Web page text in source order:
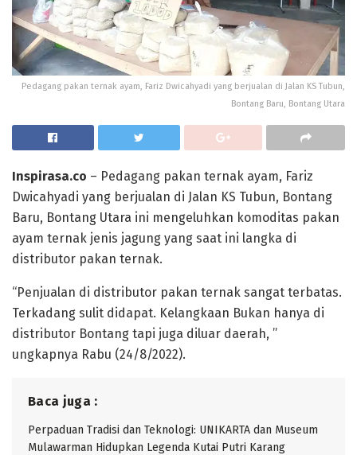
Pedagang pakan ternak ayam, Fariz Dwicahyadi yang berjualan di Jalan KS Tubun,
Bontang Baru, Bontang Utara
Inspirasa.co – Pedagang pakan ternak ayam, Fariz
Dwicahyadi yang berjualan di Jalan KS Tubun, Bontang
Baru, Bontang Utara ini mengeluhkan komoditas pakan
ayam ternak jenis jagung yang saat ini langka di
distributor pakan ternak.
“Penjualan di distributor pakan ternak sangat terbatas.
Terkadang sulit didapat. Kelangkaan Bukan hanya di
distributor Bontang tapi juga diluar daerah, ”
ungkapnya Rabu (24/8/2022).
Baca juga :
Perpaduan Tradisi dan Teknologi: UNIKARTA dan Museum
Mulawarman Hidupkan Legenda Kutai Putri Karang